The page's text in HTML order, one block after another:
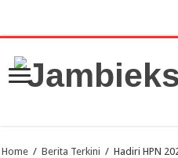
Home / Berita Terkini / Hadiri HPN